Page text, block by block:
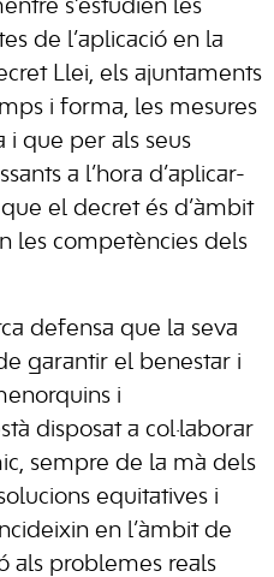
s’estudien les
de l’aplicació en la
Llei, els ajuntaments
i forma, les mesures
i que per als seus
a l’hora d’aplicar-
el decret és d’àmbit
les competències dels
defensa que la seva
garantir el benestar i
i
disposat a col·laborar
sempre de la mà dels
equitatives i
en l’àmbit de
als problemes reals